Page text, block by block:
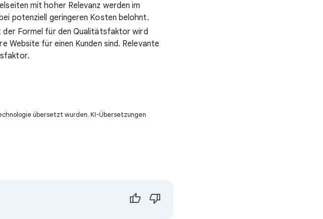
mit hoher Relevanz werden im
potenziell geringeren Kosten belohnt.
der Formel für den Qualitätsfaktor wird
Website für einen Kunden sind. Relevante
übersetzt wurden. KI-Übersetzungen